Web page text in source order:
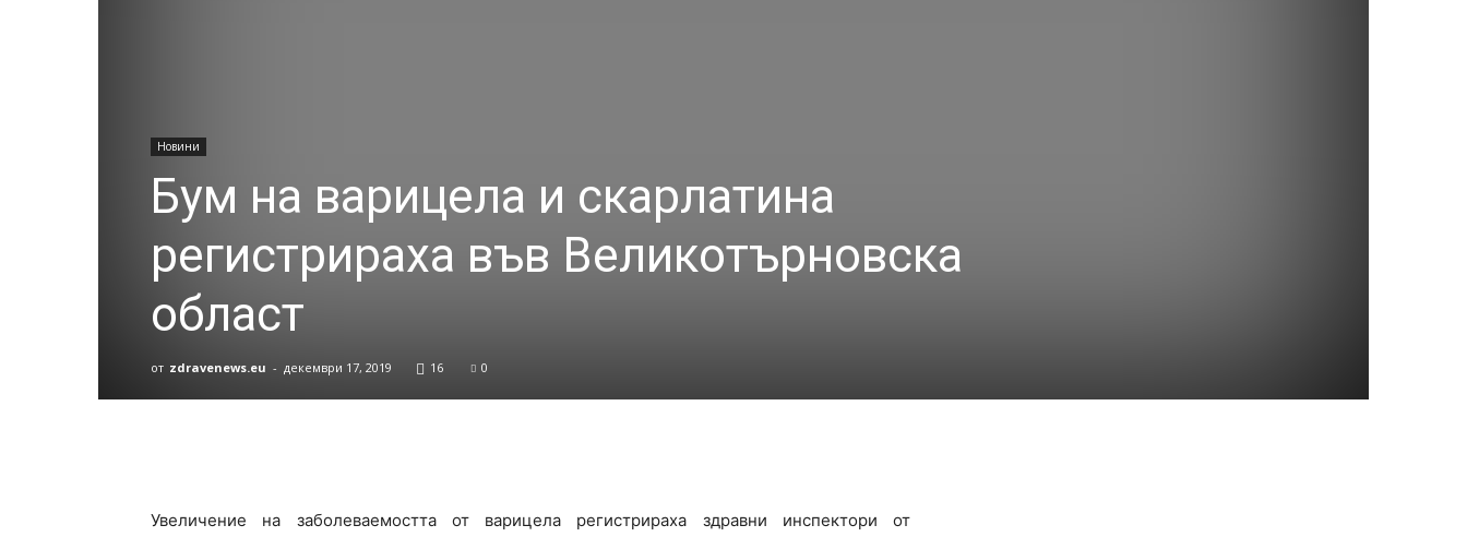
Новини
Бум на варицела и скарлатина
регистрираха във Великотърновска
област
от zdravenews.eu - декември 17, 2019 16 0
Увеличение на заболеваемостта от варицела регистрираха здравни инспектори от